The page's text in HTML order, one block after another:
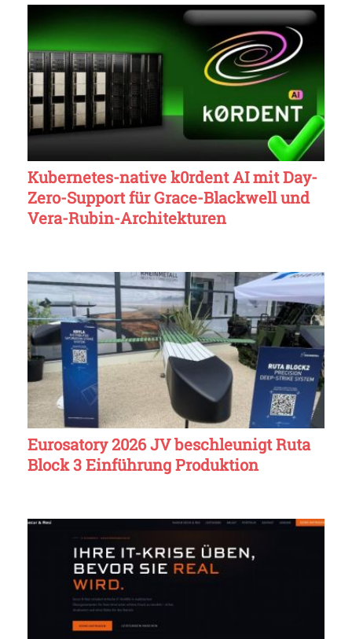
Kubernetes-native k0rdent AI mit Day-
Zero-Support für Grace-Blackwell und
Vera-Rubin-Architekturen
Eurosatory 2026 JV beschleunigt Ruta
Block 3 Einführung Produktion